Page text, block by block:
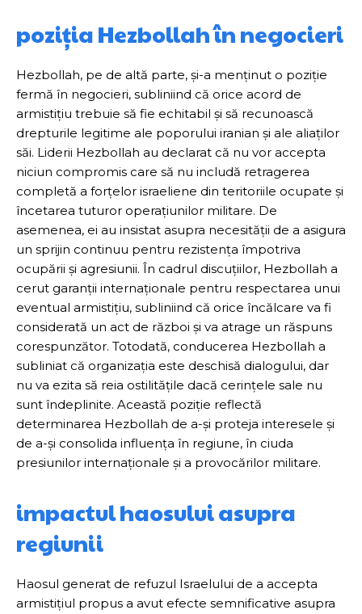
poziția Hezbollah în negocieri
Hezbollah, pe de altă parte, și-a menținut o poziție
fermă în negocieri, subliniind că orice acord de
armistițiu trebuie să fie echitabil și să recunoască
drepturile legitime ale poporului iranian și ale aliaților
săi. Liderii Hezbollah au declarat că nu vor accepta
niciun compromis care să nu includă retragerea
completă a forțelor israeliene din teritoriile ocupate și
încetarea tuturor operațiunilor militare. De
asemenea, ei au insistat asupra necesității de a asigura
un sprijin continuu pentru rezistența împotriva
ocupării și agresiunii. În cadrul discuțiilor, Hezbollah a
cerut garanții internaționale pentru respectarea unui
eventual armistițiu, subliniind că orice încălcare va fi
considerată un act de război și va atrage un răspuns
corespunzător. Totodată, conducerea Hezbollah a
subliniat că organizația este deschisă dialogului, dar
nu va ezita să reia ostilitățile dacă cerințele sale nu
sunt îndeplinite. Această poziție reflectă
determinarea Hezbollah de a-și proteja interesele și
de a-și consolida influența în regiune, în ciuda
presiunilor internaționale și a provocărilor militare.
impactul haosului asupra
regiunii
Haosul generat de refuzul Israelului de a accepta
armistițiul propus a avut efecte semnificative asupra